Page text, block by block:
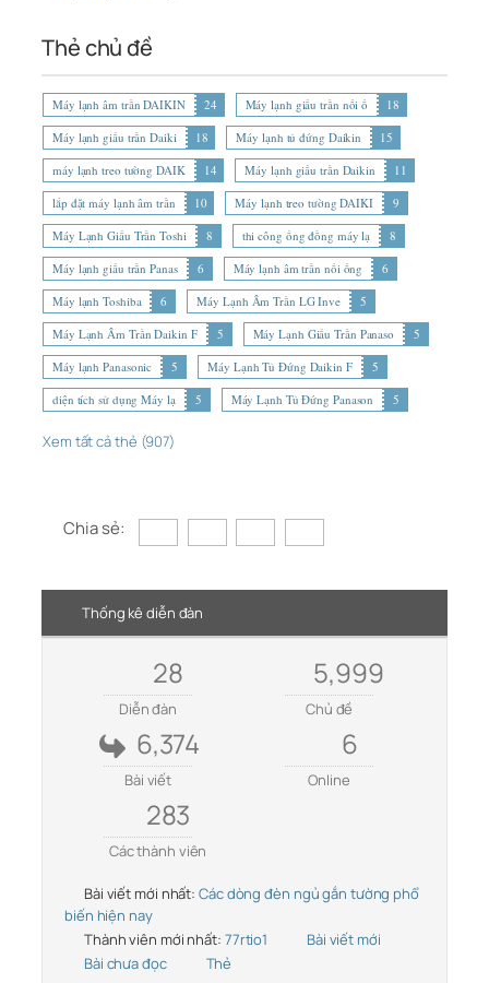
Thẻ chủ đề
Máy lạnh âm trần DAIKIN 24 Máy lạnh giấu trần nối ố
18
Máy lạnh giấu trần Daiki
18 Máy lạnh tủ đứng Daikin
15
máy lạnh treo tường DAIK
14 Máy lạnh giấu trần Daikin
11
lắp đặt máy lạnh âm trần
10 Máy lạnh treo tường DAIKI
9
Máy Lạnh Giấu Trần Toshi
8 thi công ống đồng máy lạ
8
Máy lạnh giấu trần Panas
6 Máy lạnh âm trần nối ống
6
Máy lạnh Toshiba
6 Máy Lạnh Âm Trần LG Inve
5
Máy Lạnh Âm Trần Daikin F
5 Máy Lạnh Giấu Trần Panaso
5
Máy lạnh Panasonic
5 Máy Lạnh Tủ Đứng Daikin F
5
diện tích sử dụng Máy lạ
5 Máy Lạnh Tủ Đứng Panason 5
Xem tất cả thẻ (907)
Chia sẻ:
Thống kê diễn đàn
28
Diễn đàn
5,999
Chủ đề
6,374
Bài viết
6
Online
283
Các thành viên
Bài viết mới nhất: Các dòng đèn ngủ gắn tường phổ
biến hiện nay
Thành viên mới nhất: 77rtio1
Bài viết mới
Bài chưa đọc
Thẻ